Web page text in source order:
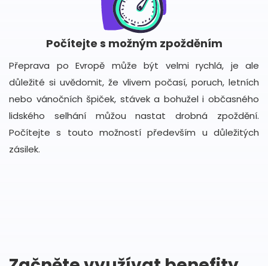
Počítejte s možným zpožděním
Přeprava po Evropě může být velmi rychlá, je ale
důležité si uvědomit, že vlivem počasí, poruch, letních
nebo vánočních špiček, stávek a bohužel i občasného
lidského selhání můžou nastat drobná zpoždění.
Počítejte s touto možností především u důležitých
zásilek.